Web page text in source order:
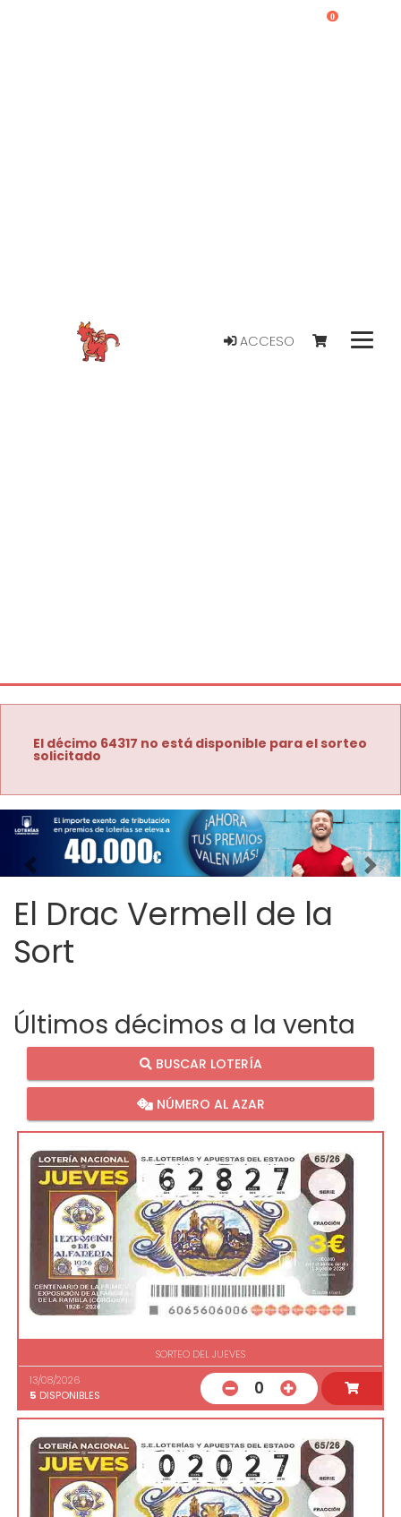
ACCESO
0
El décimo 64317 no está disponible para el sorteo
solicitado
Imagen anterior
El Drac Vermell de la
Sort
Últimos décimos a la venta
BUSCAR LOTERÍA
NÚMERO AL AZAR
SORTEO DEL JUEVES
13/08/2026
5 DISPONIBLES 0